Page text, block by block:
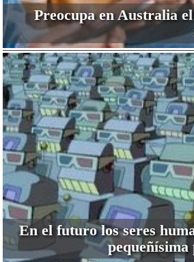
Preocupa en Australia
En el futuro los seres